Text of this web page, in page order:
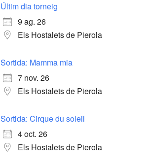
Últim dia torneig
9 ag. 26
Els Hostalets de Pierola
Sortida: Mamma mia
7 nov. 26
Els Hostalets de Pierola
Sortida: Cirque du soleil
4 oct. 26
Els Hostalets de Pierola